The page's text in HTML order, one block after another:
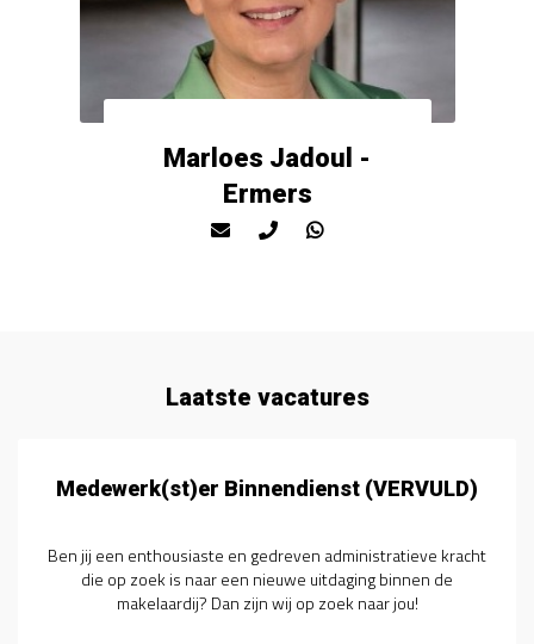
Marloes Jadoul -
Ermers
Laatste vacatures
Medewerk(st)er Binnendienst (VERVULD)
Ben jij een enthousiaste en gedreven administratieve kracht
die op zoek is naar een nieuwe uitdaging binnen de
makelaardij? Dan zijn wij op zoek naar jou!